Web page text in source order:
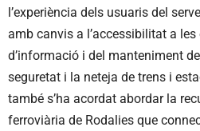
l’experiència dels usuaris del
amb canvis a l’accessibilitat a
d’informació i del manteniment
seguretat i la neteja de trens i
també s’ha acordat abordar la
ferroviària de Rodalies que